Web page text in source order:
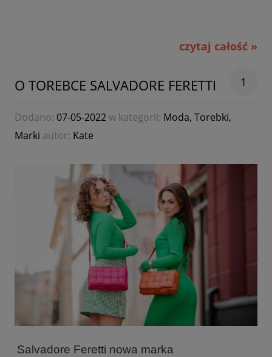
czytaj całość »
O TOREBCE SALVADORE FERETTI 1
Dodano: 07-05-2022w kategorii: Moda, Torebki,
Marki autor: Kate
Salvadore Feretti nowa marka